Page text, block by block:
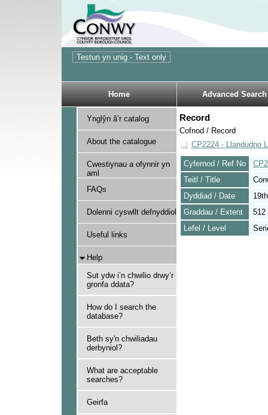
Home Advanced Search
Ynglŷn â’r catalog
About the catalogue
Cwestiynau a ofynnir yn
aml
FAQs
Dolenni cyswllt defnyddiol
Useful links
Help
Sut ydw i’n chwilio drwy’r
gronfa ddata?
How do I search the
database?
Beth sy'n chwiliadau
derbyniol?
What are acceptable
searches?
Geirfa
Record
Cofnod / Record
CP2224 - Llandudno
Cyfernod / Ref No
Teitl / Title
Dyddiad / Date
Graddau / Extent
512
Lefel / Level